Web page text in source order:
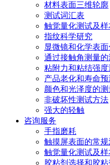
材料表面三维轮廓
测试词汇表
触觉量化测试及样
指纹科学研究
显微镜和化学表
通过接触角测量
粘附力和粘结强
产品老化和寿命预
颜色和光泽度的测
非破坏性测试方法
强大的轻触
咨询服务
手指磨耗
触摸屏表面的常
触觉量化测试及样
胶粘剂选择和胶